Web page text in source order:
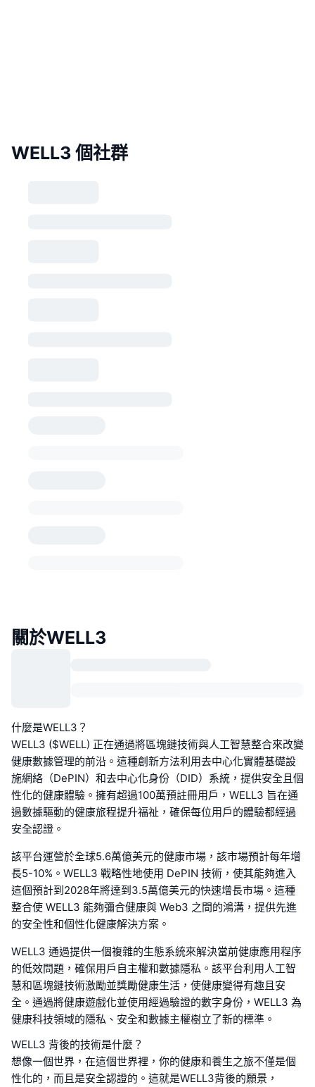
WELL3 個社群
關於WELL3
什麼是WELL3？
WELL3 ($WELL) 正在通過將區塊鏈技術與人工智慧整合來改變
健康數據管理的前沿。這種創新方法利用去中心化實體基礎設
施網絡（DePIN）和去中心化身份（DID）系統，提供安全且個
性化的健康體驗。擁有超過100萬預註冊用戶，WELL3 旨在通
過數據驅動的健康旅程提升福祉，確保每位用戶的體驗都經過
安全認證。
該平台運營於全球5.6萬億美元的健康市場，該市場預計每年增
長5-10%。WELL3 戰略性地使用 DePIN 技術，使其能夠進入
這個預計到2028年將達到3.5萬億美元的快速增長市場。這種
整合使 WELL3 能夠彌合健康與 Web3 之間的鴻溝，提供先進
的安全性和個性化健康解決方案。
WELL3 通過提供一個複雜的生態系統來解決當前健康應用程序
的低效問題，確保用戶自主權和數據隱私。該平台利用人工智
慧和區塊鏈技術激勵並獎勵健康生活，使健康變得有趣且安
全。通過將健康遊戲化並使用經過驗證的數字身份，WELL3 為
健康科技領域的隱私、安全和數據主權樹立了新的標準。
WELL3 背後的技術是什麼？
想像一個世界，在這個世界裡，你的健康和養生之旅不僅是個
性化的，而且是安全認證的。這就是WELL3背後的願景，